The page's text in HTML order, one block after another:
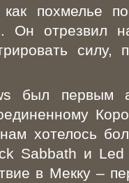
похмелье
Он отрезвил
был первым
хотелось
Sabbath и Led
в Мекку –